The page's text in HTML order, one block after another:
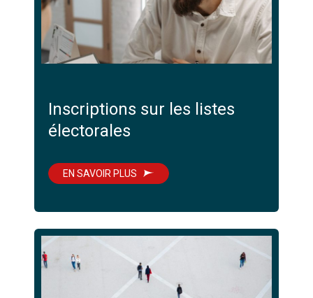
Inscriptions sur les listes
électorales
EN SAVOIR PLUS